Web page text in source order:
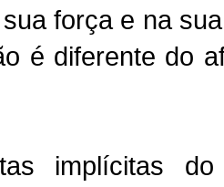
força e na
é diferente do
implícitas